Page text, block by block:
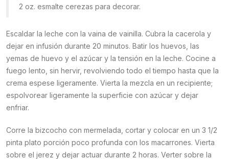
2 oz. esmalte cerezas para decorar.
Escaldar la leche con la vaina de vainilla. Cubra la cacerola y
dejar en infusión durante 20 minutos. Batir los huevos, las
yemas de huevo y el azúcar y la tensión en la leche. Cocine a
fuego lento, sin hervir, revolviendo todo el tiempo hasta que la
crema espese ligeramente. Vierta la mezcla en un recipiente;
espolvorear ligeramente la superficie con azúcar y dejar
enfriar.
Corre la bizcocho con mermelada, cortar y colocar en un 3 1/2
pinta plato porción poco profunda con los macarrones. Vierta
sobre el jerez y dejar actuar durante 2 horas. Verter sobre la